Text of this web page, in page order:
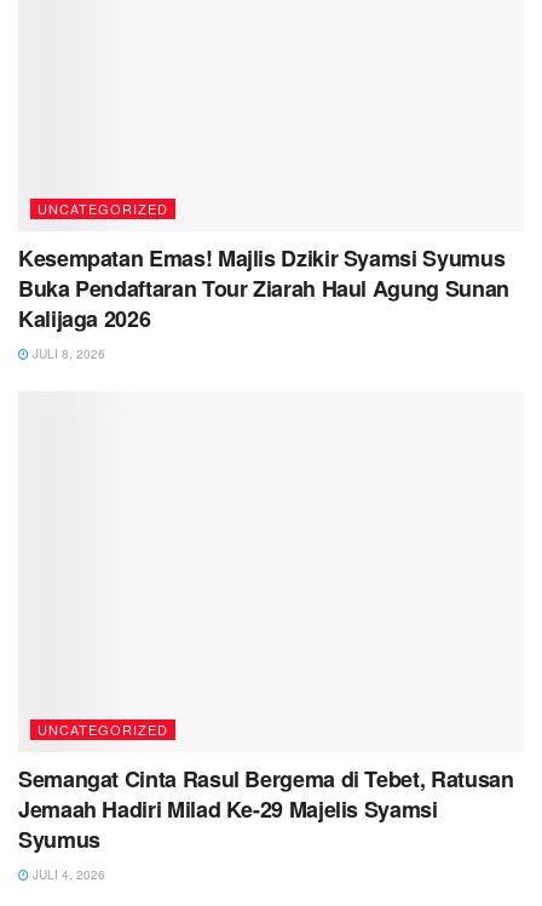
UNCATEGORIZED
Kesempatan Emas! Majlis Dzikir Syamsi Syumus
Buka Pendaftaran Tour Ziarah Haul Agung Sunan
Kalijaga 2026
JULI 8, 2026
UNCATEGORIZED
Semangat Cinta Rasul Bergema di Tebet, Ratusan
Jemaah Hadiri Milad Ke-29 Majelis Syamsi
Syumus
JULI 4, 2026